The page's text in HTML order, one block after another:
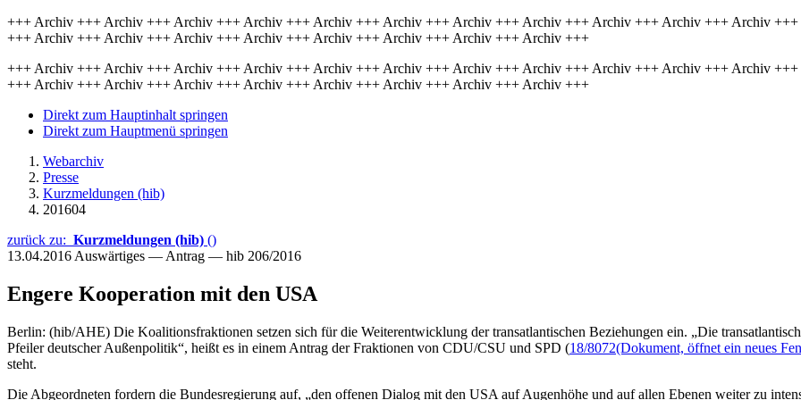
+++ Archiv +++ Archiv +++ Archiv +++ Archiv +++ Archiv +++ Archiv +++ Archiv +++ Archiv +++ Archiv +++ Archiv +++ Archiv
+++ Archiv +++ Archiv +++ Archiv +++ Archiv +++ Archiv +++ Archiv +++ Archiv +++ Archiv +++
+++ Archiv +++ Archiv +++ Archiv +++ Archiv +++ Archiv +++ Archiv +++ Archiv +++ Archiv +++ Archiv +++ Archiv +++ Archiv
+++ Archiv +++ Archiv +++ Archiv +++ Archiv +++ Archiv +++ Archiv +++ Archiv +++ Archiv +++
Direkt zum Hauptinhalt springen
Direkt zum Hauptmenü springen
Webarchiv
Presse
Kurzmeldungen (hib)
201604
zurück zu: Kurzmeldungen (hib) ()
13.04.2016 Auswärtiges — Antrag — hib 206/2016
Engere Kooperation mit den USA
Berlin: (hib/AHE) Die Koalitionsfraktionen setzen sich für die Weiterentwicklung der transatlantischen Beziehungen ein. „Die
Pfeiler deutscher Außenpolitik“, heißt es in einem Antrag der Fraktionen von CDU/CSU und SPD (18/8072(Dokument, öffnet ein neues
steht.
Die Abgeordneten fordern die Bundesregierung auf, „den offenen Dialog mit den USA auf Augenhöhe und auf allen Ebenen weiter zu